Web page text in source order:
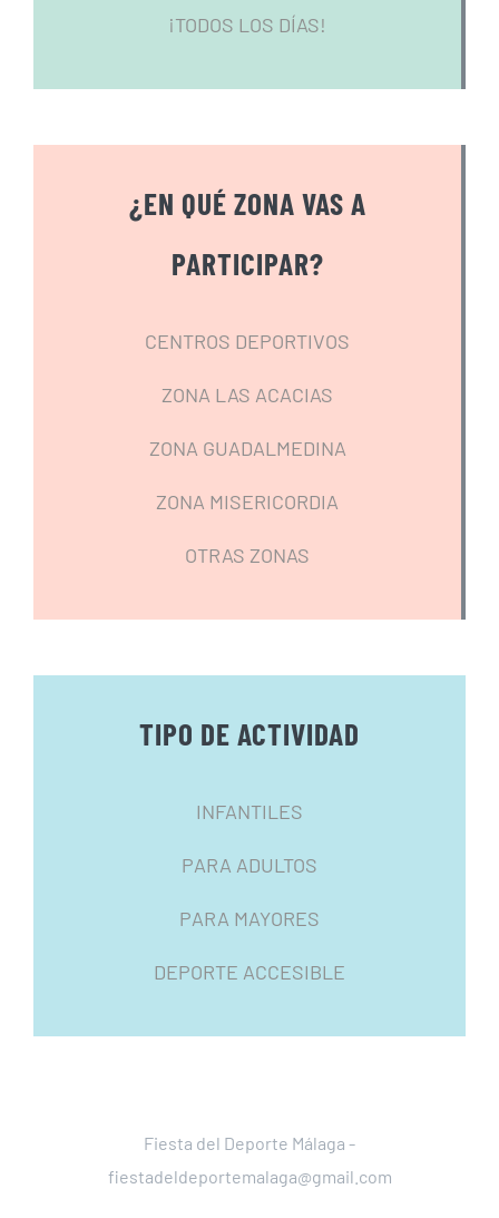
¡TODOS LOS DÍAS!
¿EN QUÉ ZONA VAS A
PARTICIPAR?
CENTROS DEPORTIVOS
ZONA LAS ACACIAS
ZONA GUADALMEDINA
ZONA MISERICORDIA
OTRAS ZONAS
TIPO DE ACTIVIDAD
INFANTILES
PARA ADULTOS
PARA MAYORES
DEPORTE ACCESIBLE
Fiesta del Deporte Málaga -
fiestadeldeportemalaga@gmail.com